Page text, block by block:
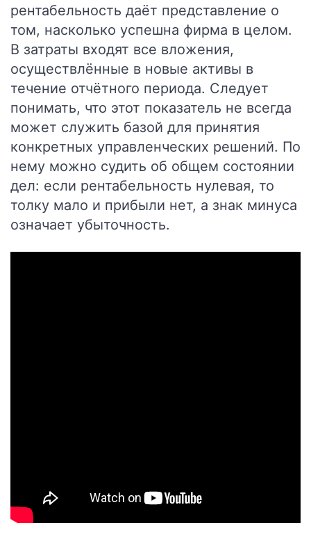
рентабельность даёт представление о
том, насколько успешна фирма в целом.
В затраты входят все вложения,
осуществлённые в новые активы в
течение отчётного периода. Следует
понимать, что этот показатель не всегда
может служить базой для принятия
конкретных управленческих решений. По
нему можно судить об общем состоянии
дел: если рентабельность нулевая, то
толку мало и прибыли нет, а знак минуса
означает убыточность.